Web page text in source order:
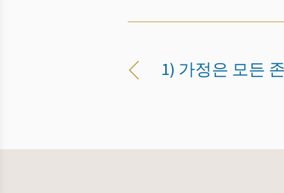
1) 가정은 모든